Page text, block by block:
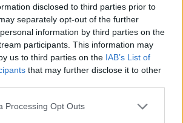
disclosed to third parties prior to
separately opt-out of the further
information by third parties on the
participants. This information may
us to third parties on the IAB’s List of
that may further disclose it to other
website/app uses one or more Google
Processing Opt Outs